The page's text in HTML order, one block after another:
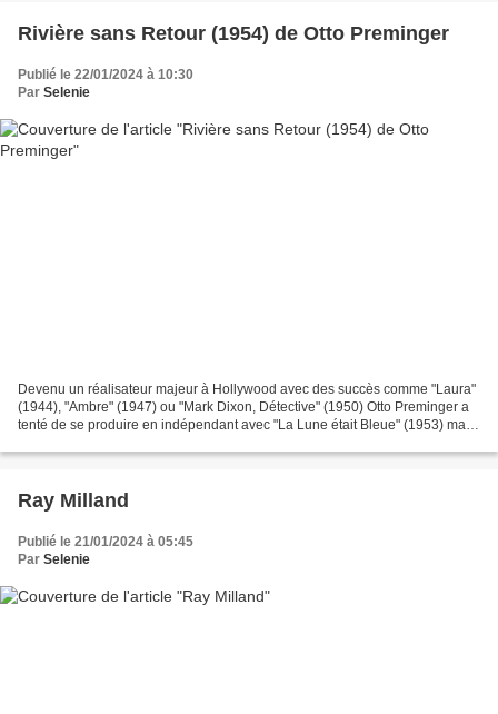
Rivière sans Retour (1954) de Otto Preminger
Publié le 22/01/2024 à 10:30
Par Selenie
Devenu un réalisateur majeur à Hollywood avec des succès comme "Laura"
(1944), "Ambre" (1947) ou "Mark Dixon, Détective" (1950) Otto Preminger a
tenté de se produire en indépendant avec "La Lune était Bleue" (1953) mais
Ray Milland
Publié le 21/01/2024 à 05:45
Par Selenie